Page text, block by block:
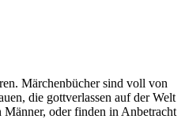
Märchenbücher sind voll von
die gottverlassen auf der Welt
Männer, oder finden in Anbetracht